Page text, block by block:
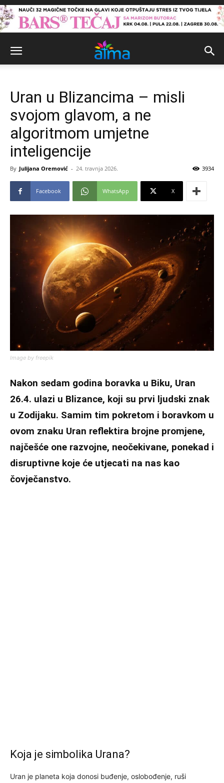
Uran u Blizancima – misli
svojom glavom, a ne
algoritmom umjetne
inteligencije
By Julijana Oremović - 24. travnja 2026. 3934
Facebook WhatsApp X
Image by freepik
Nakon sedam godina boravka u Biku, Uran
26.4. ulazi u Blizance, koji su prvi ljudski znak
u Zodijaku. Samim tim pokretom i boravkom u
ovom znaku Uran reflektira brojne promjene,
najčešće one razvojne, neočekivane, ponekad i
disruptivne koje će utjecati na nas kao
čovječanstvo.
Koja je simbolika Urana?
Uran je planeta koja donosi buđenje, oslobođenje, ruši